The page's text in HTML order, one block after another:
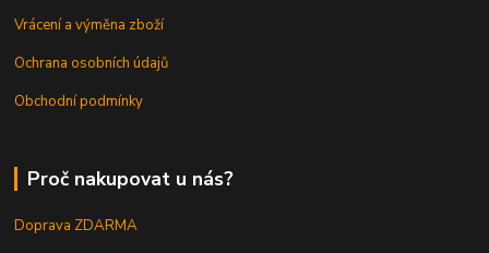
Vrácení a výměna zboží
Ochrana osobních údajů
Obchodní podmínky
Proč nakupovat u nás?
Doprava ZDARMA